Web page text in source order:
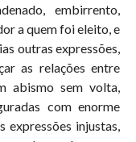
embirrento,
a quem foi eleito, e
outras expressões,
as relações entre
abismo sem volta,
com enorme
expressões injustas,